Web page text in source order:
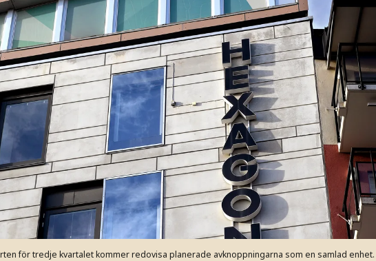
för tredje kvartalet kommer redovisa planerade avknoppningarna som en samlad enhet.